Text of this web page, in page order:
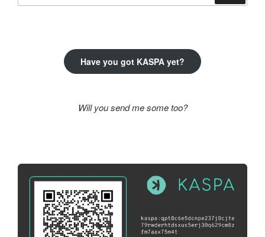
Have you got KASPA yet?
Will you send me some too?